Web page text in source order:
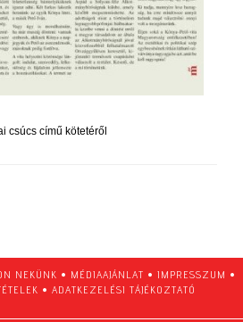
csúcs című kötetéről
NEKÜNK • MÉDIAAJÁNLAT • IMPRESSZUM •
• ADATKEZELÉSI TÁJÉKOZTATÓ